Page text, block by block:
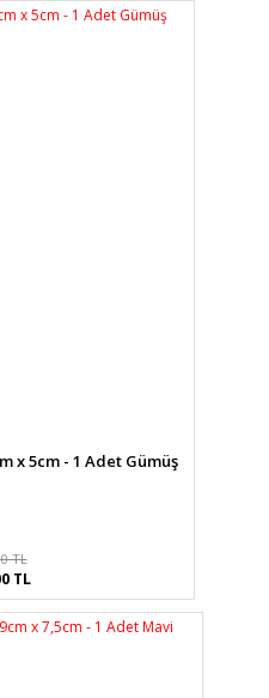
x 5cm - 1 Adet Gümüş
TL
TL